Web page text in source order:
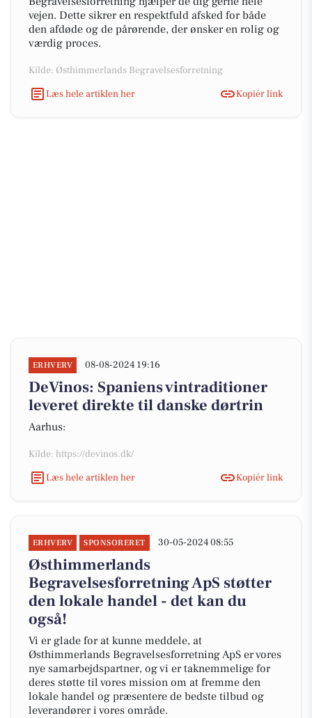
vejen. Dette sikrer en respektfuld afsked for både
den afdøde og de pårørende, der ønsker en rolig og
værdig proces.
Kilde: Østhimmerlands Begravelsesforretning
Læs hele artiklen her
Kopiér link
ERHVERV 08-08-2024 19:16
DeVinos: Spaniens vintraditioner
leveret direkte til danske dørtrin
Aarhus:
Kilde: https://devinos.dk/
Læs hele artiklen her
Kopiér link
ERHVERV SPONSORERET 30-05-2024 08:55
Østhimmerlands
Begravelsesforretning ApS støtter
den lokale handel - det kan du
også!
Vi er glade for at kunne meddele, at
Østhimmerlands Begravelsesforretning ApS er vores
nye samarbejdspartner, og vi er taknemmelige for
deres støtte til vores mission om at fremme den
lokale handel og præsentere de bedste tilbud og
leverandører i vores område.